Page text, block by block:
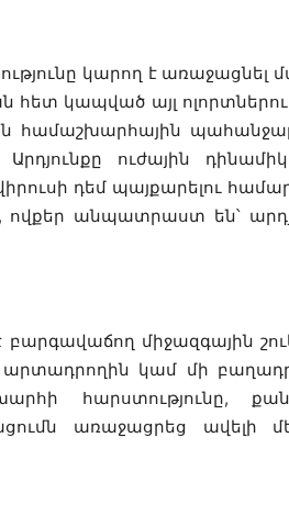
կարող է
կապված այլ
համաշխարհային
Արդյունքը ուժային
դեմ պայքարելու
անպատրաստ են՝
միջազգային
կամ մի
հարստությունը,
առաջացրեց ավելի